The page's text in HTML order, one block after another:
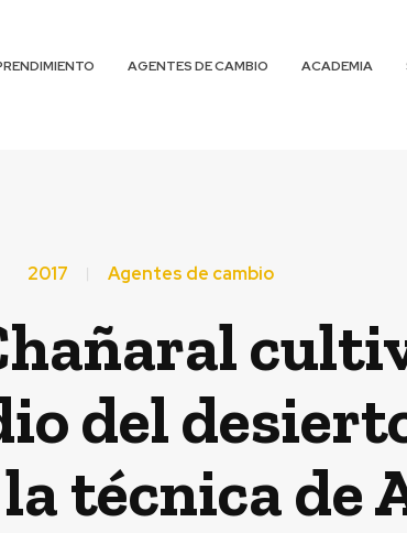
AGENTES DE CAMBIO ACADEMIA
2017 Agentes de cambio
del
técnica de